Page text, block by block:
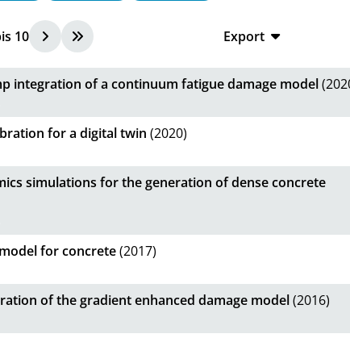
10
Export
RIS
integration of a continuum fatigue damage model
for a digital twin (2020)
simulations for the generation of dense concrete
for concrete(2017)
of the gradient enhanced damage model(2016)